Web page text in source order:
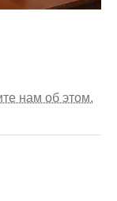
нам об этом.